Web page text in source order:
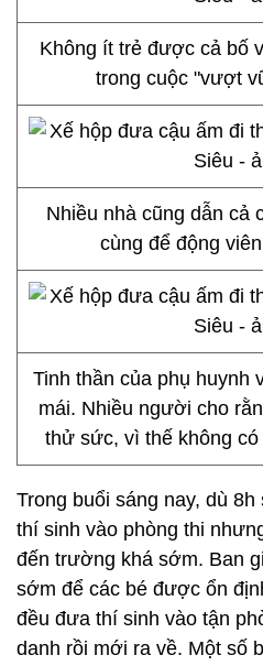
Không ít trẻ được cả bố
trong cuộc "vượt
Nhiều nhà cũng dẫn cả
cùng để động
Tinh thần của phụ huynh
mái. Nhiều người cho
thử sức, vì thế không
Trong buổi sáng nay, dù
thí sinh vào phòng thi
đến trường khá sớm. Ban
sớm để các bé được ổn
đều đưa thí sinh vào tận
danh rồi mới ra về. Một số